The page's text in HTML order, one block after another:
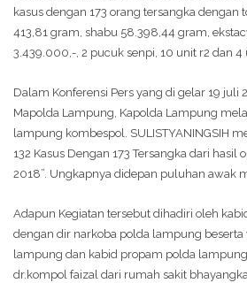
kasus dengan 173 orang tersangka dengan
413,81 gram, shabu 58.398,44 gram,
3.439.000,-, 2 pucuk senpi, 10 unit r2 dan 4
Dalam Konferensi Pers yang di gelar 19 juli
Mapolda Lampung, Kapolda Lampung
lampung kombespol. SULISTYANINGSIH
132 Kasus Dengan 173 Tersangka dari hasil
2018”. Ungkapnya didepan puluhan awak
Adapun Kegiatan tersebut dihadiri oleh
dengan dir narkoba polda lampung
lampung dan kabid propam polda
dr.kompol faizal dari rumah sakit